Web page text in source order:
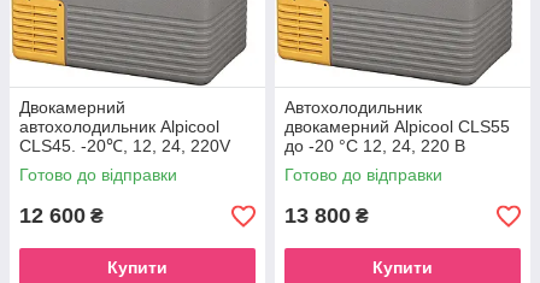
Двокамерний
автохолодильник Alpicool
CLS45. -20℃, 12, 24, 220V
Готово до відправки
12 600 ₴
Купити
Автохолодильник
двокамерний Alpicool CLS55
до -20 °C 12, 24, 220 В
Готово до відправки
13 800 ₴
Купити